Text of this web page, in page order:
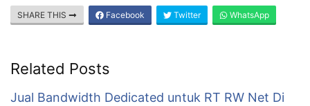
SHARE THIS Facebook Twitter WhatsApp
Related Posts
Jual Bandwidth Dedicated untuk RT RW Net Di